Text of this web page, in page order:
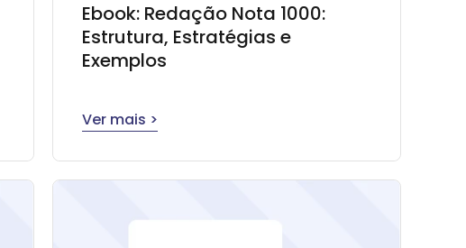
Ebook: Redação Nota 1000:
Estrutura, Estratégias e
Exemplos
Ver mais >